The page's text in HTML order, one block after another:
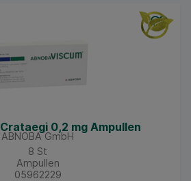
Crataegi 0,2 mg Ampullen
ABNOBA GmbH
8 St
Ampullen
05962229